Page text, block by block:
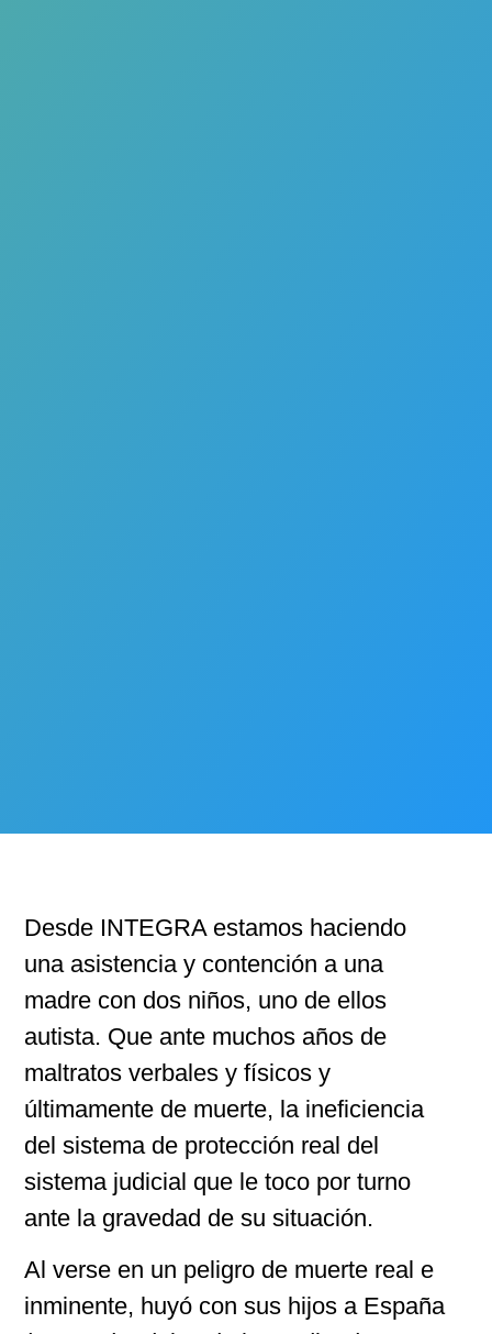
Desde INTEGRA estamos haciendo
una asistencia y contención a una
madre con dos niños, uno de ellos
autista. Que ante muchos años de
maltratos verbales y físicos y
últimamente de muerte, la ineficiencia
del sistema de protección real del
sistema judicial que le toco por turno
ante la gravedad de su situación.
Al verse en un peligro de muerte real e
inminente, huyó con sus hijos a España